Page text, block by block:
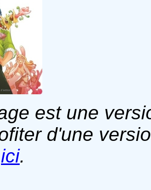
est une
d'une
ici.